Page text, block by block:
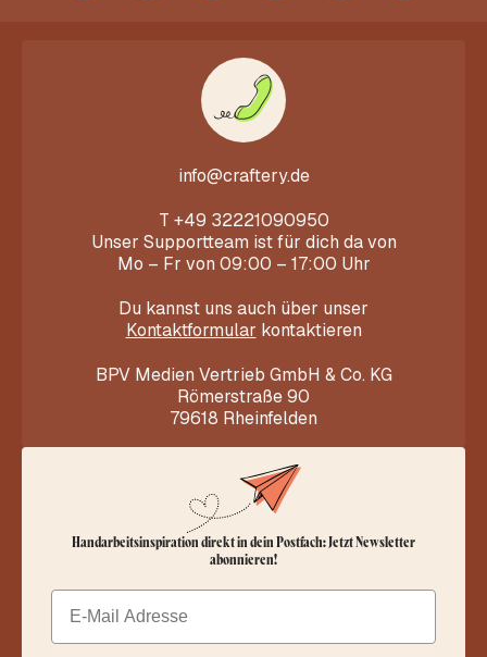
info@craftery.de
T +49 32221090950
Unser Supportteam ist für dich da von
Mo – Fr von 09:00 – 17:00 Uhr
Du kannst uns auch über unser
Kontaktformular kontaktieren
BPV Medien Vertrieb GmbH & Co. KG
Römerstraße 90
79618 Rheinfelden
Handarbeitsinspiration direkt in dein Postfach: Jetzt Newsletter
abonnieren!
Email